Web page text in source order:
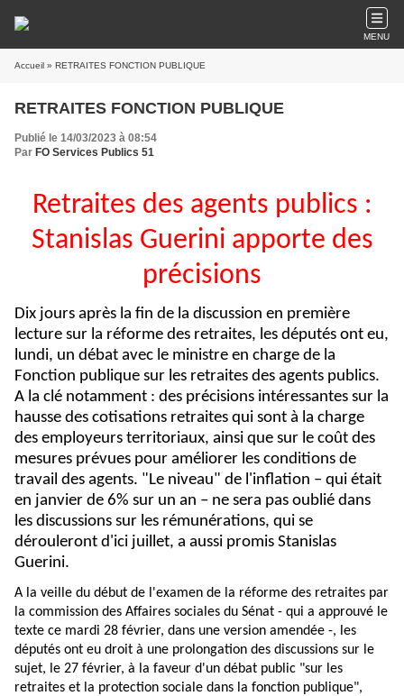
MENU
Accueil » RETRAITES FONCTION PUBLIQUE
RETRAITES FONCTION PUBLIQUE
Publié le 14/03/2023 à 08:54
Par FO Services Publics 51
Retraites des agents publics :
Stanislas Guerini apporte des
précisions
Dix jours après la fin de la discussion en première
lecture sur la réforme des retraites, les députés ont eu,
lundi, un débat avec le ministre en charge de la
Fonction publique sur les retraites des agents publics.
A la clé notamment : des précisions intéressantes sur la
hausse des cotisations retraites qui sont à la charge
des employeurs territoriaux, ainsi que sur le coût des
mesures prévues pour améliorer les conditions de
travail des agents. "Le niveau" de l'inflation – qui était
en janvier de 6% sur un an – ne sera pas oublié dans
les discussions sur les rémunérations, qui se
dérouleront d'ici juillet, a aussi promis Stanislas
Guerini.
A la veille du début de l'examen de la réforme des retraites par
la commission des Affaires sociales du Sénat - qui a approuvé le
texte ce mardi 28 février, dans une version amendée -, les
députés ont eu droit à une prolongation des discussions sur le
sujet, le 27 février, à la faveur d'un débat public "sur les
retraites et la protection sociale dans la fonction publique",